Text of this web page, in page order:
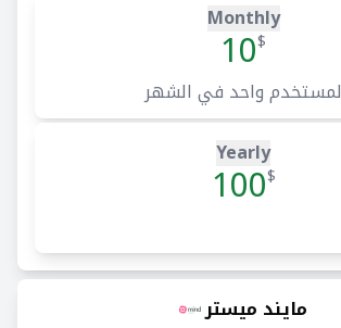
Monthly
$
10
لمستخدم واحد في الشهر
Yearly
$
100
مايند ميستر